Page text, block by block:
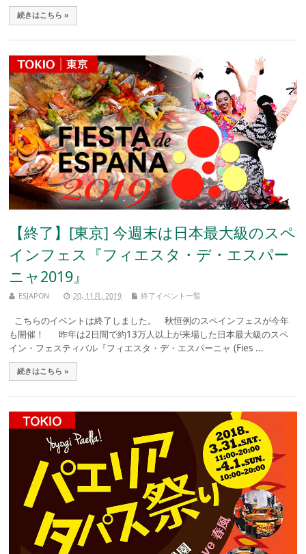
続きはこちら »
【終了】[東京] 今週末は日本最大級のスペ
インフェス『フィエスタ・デ・エスパー
ニャ2019』
ESJAPON 20, 11月, 2019 終了イベント一覧
こちらのイベントは終了しました。 秋恒例のスペインフェスが今年
も開催！ 昨年は2日間で約13万人以上が来場した日本最大級のスペ
イン・フェスティバル『フィエスタ・デ・エスパーニャ (Fies ...
続きはこちら »